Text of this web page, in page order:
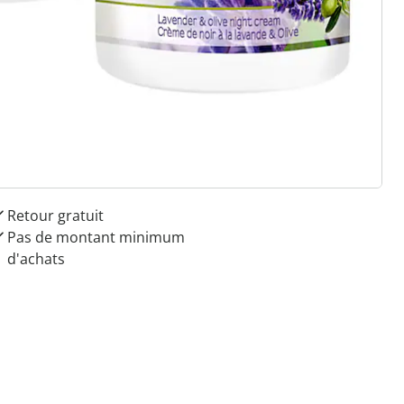
de choisir
frais
Retour gratuit
Pas de montant minimum
d'achats